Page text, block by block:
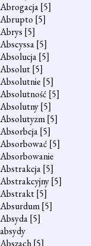
Abrogacja[5]
Abrupto [5]
Abrys [5]
Abscyssa[5]
Absolucja[5]
Absolut[5]
Absolutnie [5]
Absolutność [5]
Absolutny[5]
Absolutyzm[5]
Absorbcja[5]
Absorbować [5]
Absorbowanie
Abstrakcja[5]
Abstrakcyjny[5]
Abstrakt[5]
Absurdum[5]
Absyda[5]
absydy
Abszach[5]